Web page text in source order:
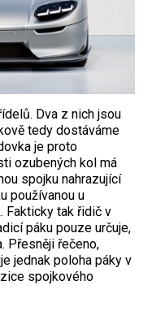
Dva z nich jsou
tedy dostáváme
je proto
ozubených kol má
spojku nahrazující
používanou u
Fakticky tak řidič v
páku pouze určuje,
Přesněji řečeno,
jednak poloha páky v
spojkového